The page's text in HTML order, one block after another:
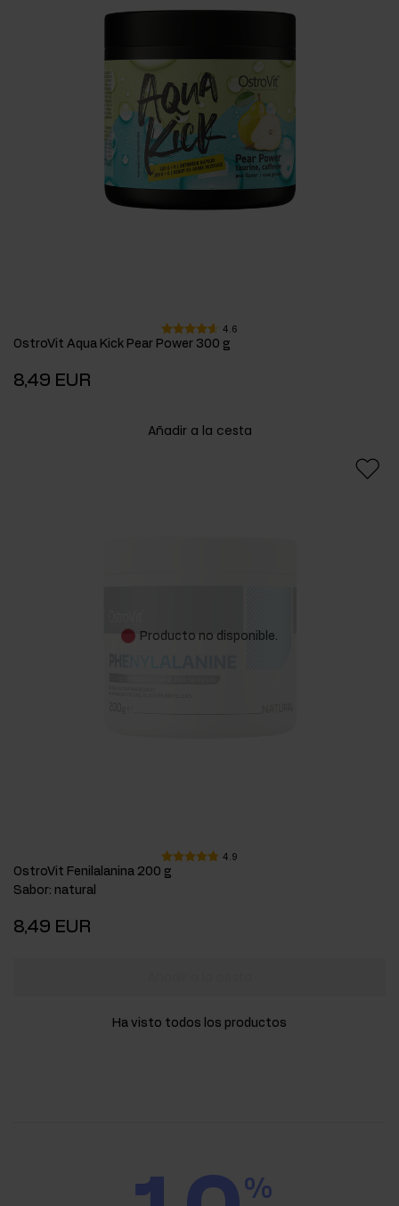
4.6
OstroVit Aqua Kick Pear Power 300 g
8,49 EUR
Añadir a la cesta
Producto no disponible.
4.9
OstroVit Fenilalanina 200 g
Sabor: natural
8,49 EUR
Ha visto todos los productos
%